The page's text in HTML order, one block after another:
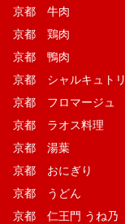
京都 牛肉
京都 鶏肉
京都 鴨肉
京都 シャルキュトリ
京都 フロマージュ
京都 ラオス料理
京都 湯葉
京都 おにぎり
京都 うどん
京都 仁王門 うね乃